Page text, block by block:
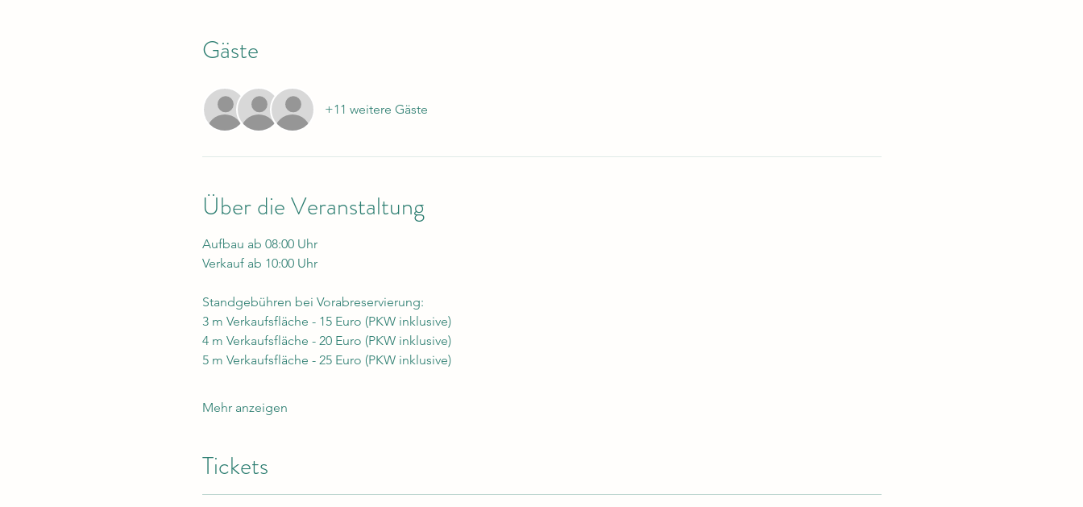
Gäste
+11 weitere Gäste
Über die Veranstaltung
Aufbau ab 08:00 Uhr
Verkauf ab 10:00 Uhr
Standgebühren bei Vorabreservierung:
3 m Verkaufsfläche - 15 Euro (PKW inklusive)
4 m Verkaufsfläche - 20 Euro (PKW inklusive)
5 m Verkaufsfläche - 25 Euro (PKW inklusive)
Mehr anzeigen
Tickets